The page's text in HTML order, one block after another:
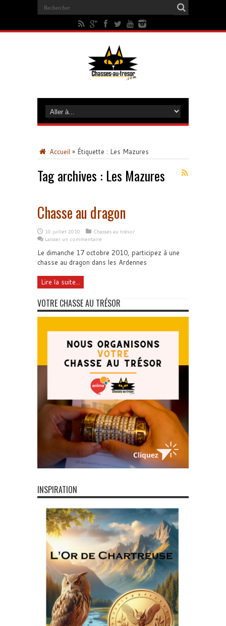
Accueil » Étiquette : Les Mazures
Tag archives : Les Mazures
Chasse au dragon
10 juillet 2010
Chasses au trésor
Laisser un commentaire
Le dimanche 17 octobre 2010, participez à une
chasse au dragon dans les Ardennes
Lire la suite...
VOTRE CHASSE AU TRÉSOR
INSPIRATION